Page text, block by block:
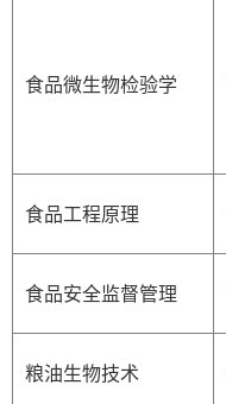
食品微生物检验学
食品工程原理
食品安全监督管理
粮油生物技术